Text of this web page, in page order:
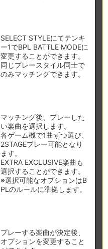
SELECT STYLEにてテンキ
ー1でBPL BATTLE MODEに
変更することができます。
同じプレースタイル同士で
のみマッチングできます。
マッチング後、プレーした
い楽曲を選択します。
各ゲーム機で1曲ずつ選び、
2STAGEプレー可能となり
ます。
EXTRA EXCLUSIVE楽曲も
選択することができます。
※選択可能なオプションはB
PLのルールに準拠します。
プレーする楽曲が決定後、
オプションを変更すること